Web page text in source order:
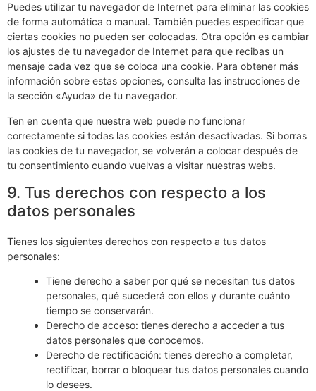
Puedes utilizar tu navegador de Internet para eliminar las cookies
de forma automática o manual. También puedes especificar que
ciertas cookies no pueden ser colocadas. Otra opción es cambiar
los ajustes de tu navegador de Internet para que recibas un
mensaje cada vez que se coloca una cookie. Para obtener más
información sobre estas opciones, consulta las instrucciones de
la sección «Ayuda» de tu navegador.
Ten en cuenta que nuestra web puede no funcionar
correctamente si todas las cookies están desactivadas. Si borras
las cookies de tu navegador, se volverán a colocar después de
tu consentimiento cuando vuelvas a visitar nuestras webs.
9. Tus derechos con respecto a los
datos personales
Tienes los siguientes derechos con respecto a tus datos
personales:
Tiene derecho a saber por qué se necesitan tus datos
personales, qué sucederá con ellos y durante cuánto
tiempo se conservarán.
Derecho de acceso: tienes derecho a acceder a tus
datos personales que conocemos.
Derecho de rectificación: tienes derecho a completar,
rectificar, borrar o bloquear tus datos personales cuando
lo desees.